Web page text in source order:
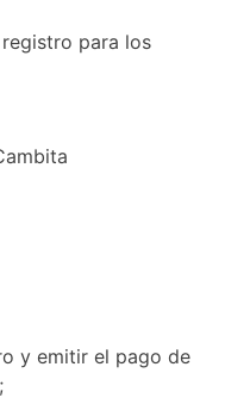
para los
y emitir el pago de